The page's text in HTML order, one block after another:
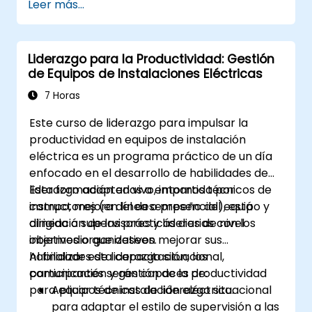
participación del equipo, el coaching y las
conversaciones sobre rendimiento.
Leer más...
Liderazgo para la Productividad: Gestión
de Equipos de Instalaciones Eléctricas
7 Horas
Este curso de liderazgo para impulsar la
productividad en equipos de instalación
eléctrica es un programa práctico de un día
enfocado en el desarrollo de habilidades de
liderazgo adaptadas a entornos técnicos de
campo, mejora del desempeño del equipo y
alineación de las prácticas diarias con los
objetivos organizativos.
Esta formación en vivo, impartida por
instructores (en línea o presencial), está
dirigida a supervisores y líderes de nivel
intermedio que deseen mejorar sus
habilidades de liderazgo situacional,
comunicación y gestión de la productividad
para equipos de instalación eléctrica.
Al finalizar esta capacitación, los
participantes serán capaces de:
Aplicar técnicas de liderazgo situacional
para adaptar el estilo de supervisión a las